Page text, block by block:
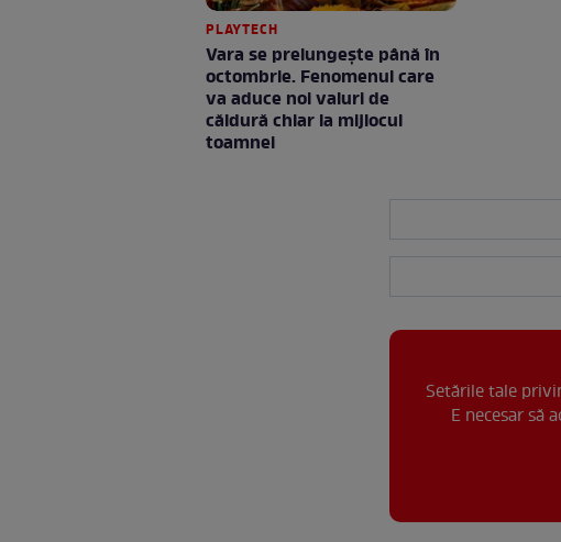
PLAYTECH
Vara se prelungeşte până în
octombrie. Fenomenul care
va aduce noi valuri de
căldură chiar la mijlocul
toamnei
Setările tale
E necesar să